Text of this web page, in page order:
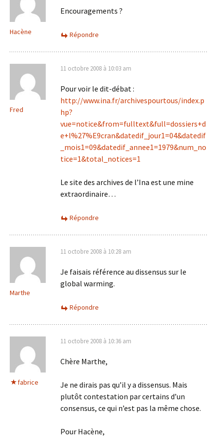
Hacène
Encouragements ?
Répondre
Fred
11 octobre 2008 à 10:03 am
Pour voir le dit-débat :
http://www.ina.fr/archivespourtous/index.p
hp?
vue=notice&from=fulltext&full=dossiers+d
e+l%27%E9cran&datedif_jour1=04&datedif
_mois1=09&datedif_annee1=1979&num_no
tice=1&total_notices=1
Le site des archives de l’Ina est une mine
extraordinaire…
Répondre
Marthe
11 octobre 2008 à 10:28 am
Je faisais référence au dissensus sur le
global warming.
Répondre
fabrice
11 octobre 2008 à 10:36 am
Chère Marthe,
Je ne dirais pas qu’il y a dissensus. Mais
plutôt contestation par certains d’un
consensus, ce qui n’est pas la même chose.
Pour Hacène,